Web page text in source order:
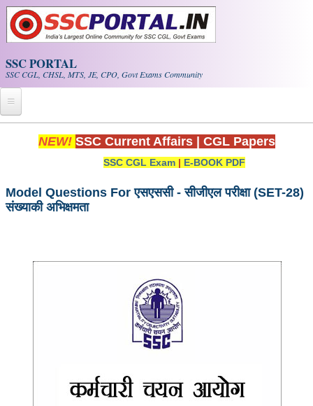
Skip to main content
SSC PORTAL
SSC CGL, CHSL, MTS, JE, CPO, Govt Exams Community
Home
Exam Calendar
SSC CGL Tier-1 PDF NOTES
SSC CGL (Tier-1) हिन्दी PDF Notes
SSC CGL Tier-2 Notes
SSC Junior Engineer Notes
NEW! SSC Current Affairs CGL Papers
SSC CGL Exam | E-BOOK PDF
Model Questions For एसएससी - सीजीएल परीक्षा (SET-28)
संख्याकी अभिक्षमता